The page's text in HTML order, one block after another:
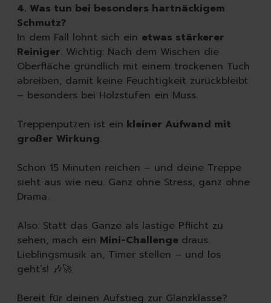
4. Was tun bei besonders hartnäckigem
Schmutz?
In dem Fall lohnt sich ein etwas stärkerer
Reiniger. Wichtig: Nach dem Wischen die
Oberfläche gründlich mit einem trockenen Tuch
abreiben, damit keine Feuchtigkeit zurückbleibt
– besonders bei Holzstufen ein Muss.
Treppenputzen ist ein kleiner Aufwand mit
großer Wirkung.
Schon 15 Minuten reichen – und deine Treppe
sieht aus wie neu. Ganz ohne Stress, ganz ohne
Drama.
Also: Statt das Ganze als lästige Pflicht zu
sehen, mach ein Mini-Challenge draus.
Lieblingsmusik an, Timer stellen – und los
geht’s! 🎶🚀
Bereit für deinen Aufstieg zur Glanzklasse?